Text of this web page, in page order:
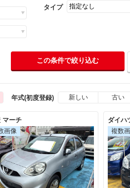
タイプ
年式(初度登録) 新しい 古い
マーチ ダイハ